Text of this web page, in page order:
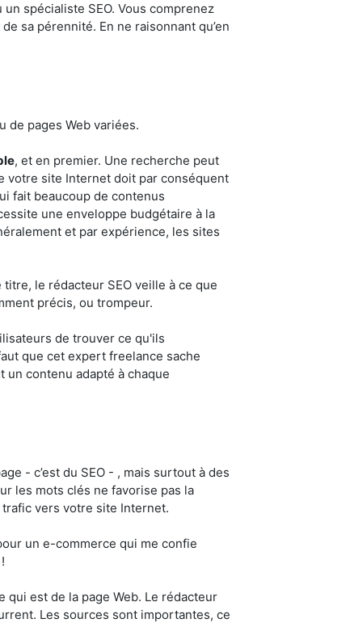
spécialiste SEO. Vous comprenez
sa pérennité. En ne raisonnant qu’en
de pages Web variées.
, et en premier. Une recherche peut
votre site Internet doit par conséquent
fait beaucoup de contenus
une enveloppe budgétaire à la
et par expérience, les sites
le rédacteur SEO veille à ce que
précis, ou trompeur.
de trouver ce qu'ils
que cet expert freelance sache
contenu adapté à chaque
- c’est du SEO - , mais surtout à des
les mots clés ne favorise pas la
vers votre site Internet.
un e-commerce qui me confie
est de la page Web. Le rédacteur
Les sources sont importantes, ce